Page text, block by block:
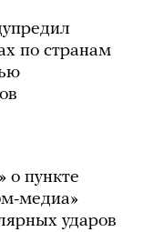
по странам
о пункте
медиа»
ударов